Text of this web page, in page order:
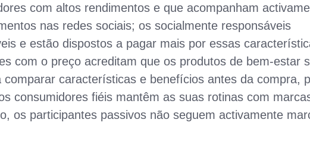
com altos rendimentos e que acompanham
nas redes sociais; os socialmente responsáveis
e estão dispostos a pagar mais por essas
com o preço acreditam que os produtos de bem-estar
características e benefícios antes da compra,
consumidores fiéis mantêm as suas rotinas com
os participantes passivos não seguem activamente